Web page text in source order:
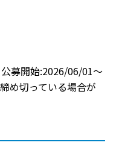
公募開始:2026/06/01～
め切っている場合が